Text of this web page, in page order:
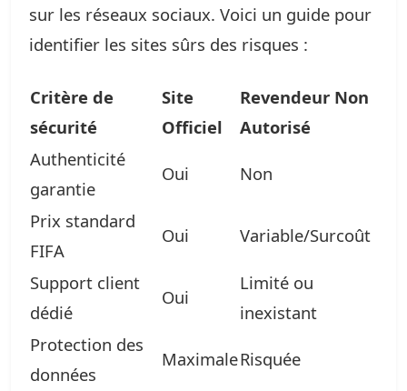
sur les réseaux sociaux. Voici un guide pour
identifier les sites sûrs des risques :
Critère de
sécurité
Site
Officiel
Revendeur Non
Autorisé
Authenticité
garantie
Oui Non
Prix standard
FIFA
Oui Variable/Surcoût
Support client
dédié
Oui
Limité ou
inexistant
Protection des
données
MaximaleRisquée